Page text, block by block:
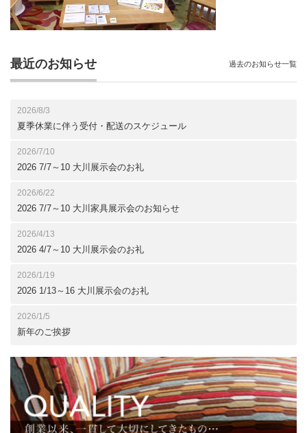
最近のお知らせ
2026/8/3
夏季休業に伴う受付・配送のスケジュール
2026/7/10
2026 7/7～10 大川展示会のお礼
2026/6/22
2026 7/7～10 大川家具展示会のお知らせ
2026/4/13
2026 4/7～10 大川展示会のお礼
2026/1/19
2026 1/13～16 大川展示会のお礼
2026/1/5
新年のご挨拶
過去のお知らせ一覧